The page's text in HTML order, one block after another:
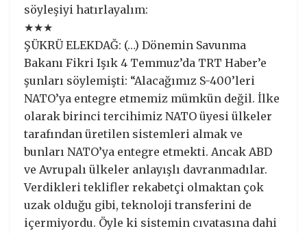
söyleşiyi hatırlayalım:
★★★
ŞÜKRÜ ELEKDAĞ: (…) Dönemin Savunma
Bakanı Fikri Işık 4 Temmuz’da TRT Haber’e
şunları söylemişti: “Alacağımız S-400’leri
NATO’ya entegre etmemiz mümkün değil. İlke
olarak birinci tercihimiz NATO üyesi ülkeler
tarafından üretilen sistemleri almak ve
bunları NATO’ya entegre etmekti. Ancak ABD
ve Avrupalı ülkeler anlayışlı davranmadılar.
Verdikleri teklifler rekabetçi olmaktan çok
uzak olduğu gibi, teknoloji transferini de
içermiyordu. Öyle ki sistemin cıvatasına dahi